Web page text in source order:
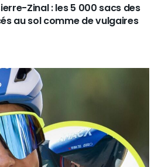
Zinal : les 5 000 sacs des
au sol comme de vulgaires